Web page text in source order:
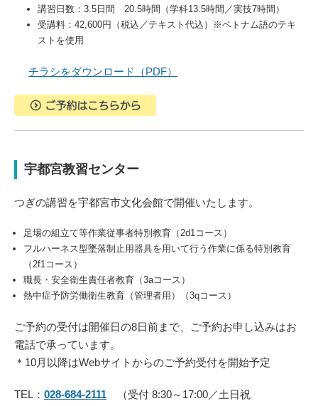
講習日数：3.5日間 20.5時間（学科13.5時間／実技7時間）
受講料：42,600円（税込／テキスト代込）※ベトナム語のテキ
ストを使用
チラシをダウンロード（PDF）
宇都宮教習センター
つぎの講習を宇都宮市文化会館で開催いたします。
足場の組立て等作業従事者特別教育（2d1コース）
フルハーネス型墜落制止用器具を用いて行う作業に係る特別教育
（2f1コース）
職長・安全衛生責任者教育（3aコース）
熱中症予防労働衛生教育（管理者用）（3qコース）
ご予約の受付は開催日の8日前まで、ご予約お申し込みはお
電話で承っています。
＊10月以降はWebサイトからのご予約受付を開始予定
TEL： 028-684-2111 （受付 8:30～17:00／土日祝